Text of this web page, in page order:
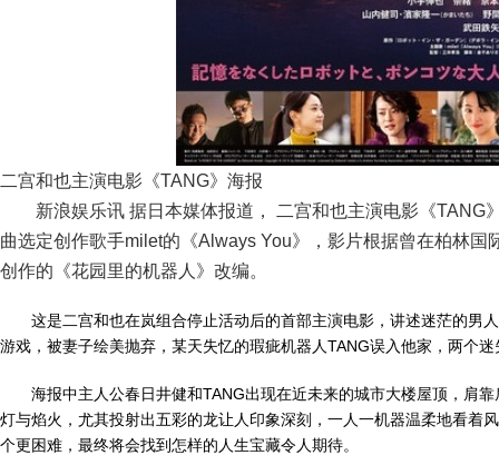
二宫和也主演电影《TANG》海报
新浪娱乐讯 据日本媒体报道， 二宫和也主演电影《TANG
曲选定创作歌手milet的《Always You》，影片根据曾在柏林国
创作的《花园里的机器人》改编。
这是二宫和也在岚组合停止活动后的首部主演电影，讲述迷茫的男
游戏，被妻子绘美抛弃，某天失忆的瑕疵机器人TANG误入他家，两个
海报中主人公春日井健和TANG出现在近未来的城市大楼屋顶，肩靠
灯与焰火，尤其投射出五彩的龙让人印象深刻，一人一机器温柔地看着
个更困难，最终将会找到怎样的人生宝藏令人期待。